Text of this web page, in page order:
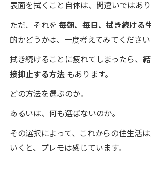
表面を拭くこと自体は、間違いではあり
ただ、それを 毎朝、毎日、拭き続ける
的かどうかは、一度考えてみてください
拭き続けることに疲れてしまったら、
接抑止する方法 もあります。
どの方法を選ぶのか。
あるいは、何も選ばないのか。
その選択によって、これからの住生活
いくと、プレモは感じています。